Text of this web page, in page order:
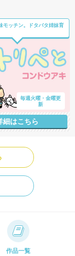
モッチン。ドタバタ姉妹育
毎週火曜・金曜更
新
細はこちら
作品一覧